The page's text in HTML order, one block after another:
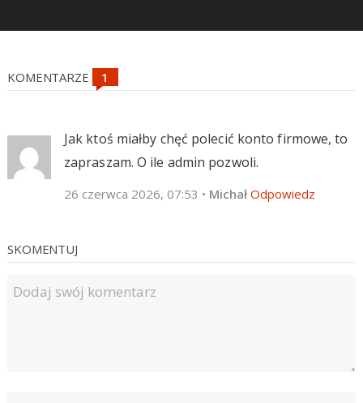
KOMENTARZE
Jak ktoś miałby chęć polecić konto firmowe, to
zapraszam. O ile admin pozwoli.
26 czerwca 2026, 07:53 • Michał Odpowiedz
SKOMENTUJ